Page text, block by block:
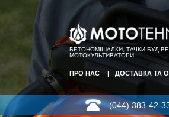
БЕТОНОМІШАЛКИ, ТАЧКИ
МОТОКУЛЬТИВАТОРИ
ПРО НАС ДОСТАВКА ТА
(044) 383-42-